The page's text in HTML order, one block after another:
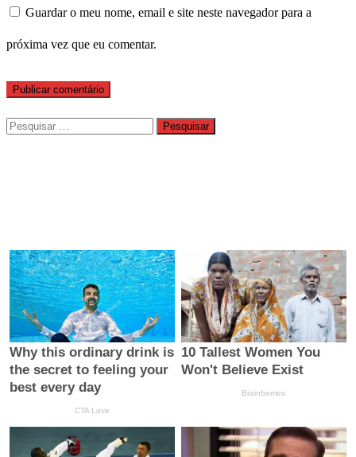
Guardar o meu nome, email e site neste navegador para a
próxima vez que eu comentar.
Pesquisar
por: